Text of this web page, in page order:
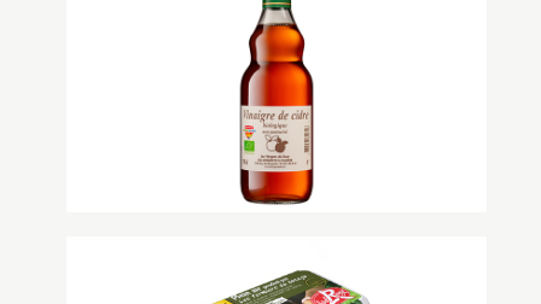
+
Vinaigre de cidre biologique